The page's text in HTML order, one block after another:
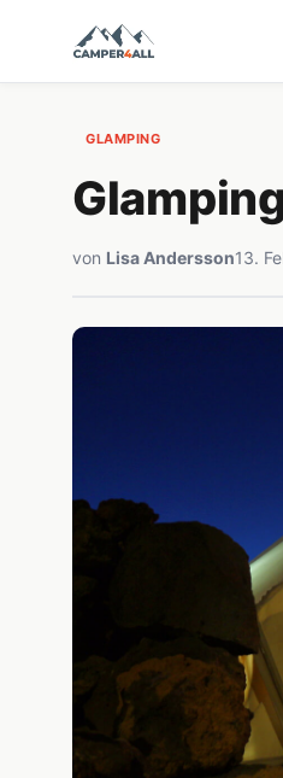
GLAMPING
von Lisa Andersson13.